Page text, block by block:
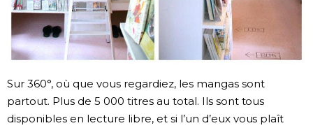
Sur 360°, où que vous regardiez, les mangas sont
partout. Plus de 5 000 titres au total. Ils sont tous
disponibles en lecture libre, et si l’un d’eux vous plaît